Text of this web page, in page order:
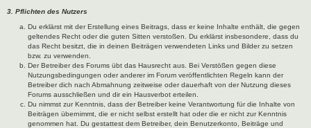
3. Pflichten des Nutzers
Du erklärst mit der Erstellung eines Beitrags, dass er keine Inhalte enthält, die gegen
geltendes Recht oder die guten Sitten verstoßen. Du erklärst insbesondere, dass du
das Recht besitzt, die in deinen Beiträgen verwendeten Links und Bilder zu setzen
bzw. zu verwenden.
Der Betreiber des Forums übt das Hausrecht aus. Bei Verstößen gegen diese
Nutzungsbedingungen oder anderer im Forum veröffentlichten Regeln kann der
Betreiber dich nach Abmahnung zeitweise oder dauerhaft von der Nutzung dieses
Forums ausschließen und dir ein Hausverbot erteilen.
Du nimmst zur Kenntnis, dass der Betreiber keine Verantwortung für die Inhalte von
Beiträgen übernimmt, die er nicht selbst erstellt hat oder die er nicht zur Kenntnis
genommen hat. Du gestattest dem Betreiber, dein Benutzerkonto, Beiträge und